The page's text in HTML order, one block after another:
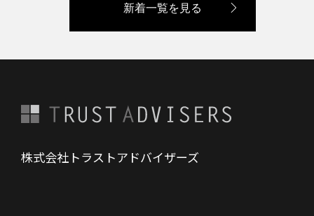
新着一覧を見る
株式会社トラストアドバイザーズ